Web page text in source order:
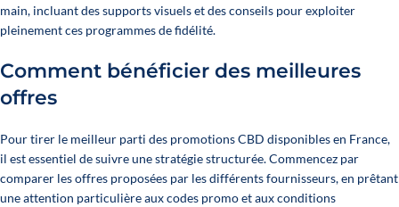
main, incluant des supports visuels et des conseils pour exploiter
pleinement ces programmes de fidélité.
Comment bénéficier des meilleures
offres
Pour tirer le meilleur parti des promotions CBD disponibles en France,
il est essentiel de suivre une stratégie structurée. Commencez par
comparer les offres proposées par les différents fournisseurs, en prêtant
une attention particulière aux codes promo et aux conditions